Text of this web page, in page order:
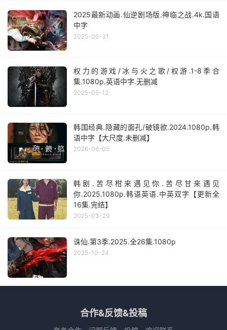
2025最新动画.仙逆剧场版.神临之战.4k.国语
中字
2025-05-31
权力的游戏/冰与火之歌/权游.1-8季合
集.1080p.英语中字.无删减
2025-05-12
韩国经典.隐藏的面孔/破镜欲.2024.1080p.韩
语中字【大尺度.未删减】
2026-06-05
韩剧.苦尽柑来遇见你.苦尽甘来遇见
你.2025.1080p.韩语英语.中英双字【更新全
16集.完结】
2025-03-29
诛仙.第3季.2025.全26集.1080p
2025-10-24
合作&反馈&投稿